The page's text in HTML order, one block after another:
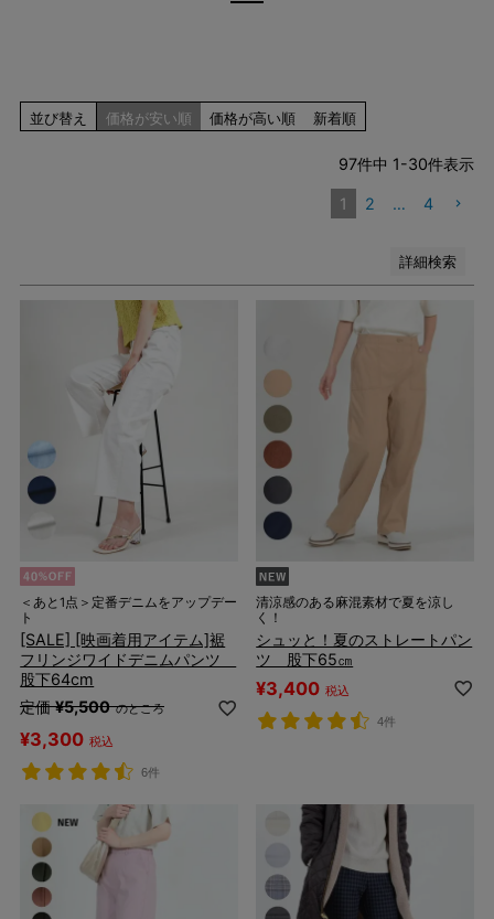
並び替え 価格が安い順 価格が高い順 新着順
97件中 1-30件表示
1 2 … 4
詳細検索
その他（柄）
在庫なし商品
＜あと1点＞定番デニムをアップデー
ト
[SALE] [映画着用アイテム]裾
フリンジワイドデニムパンツ
股下64cm
定価 ¥5,500 のところ
¥3,300 税込
6件
清涼感のある麻混素材で夏を涼し
く！
シュッと！夏のストレートパン
ツ 股下65㎝
¥3,400 税込
4件